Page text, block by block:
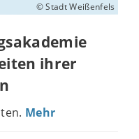
© Stadt Weißenfels
ihrer
Mehr